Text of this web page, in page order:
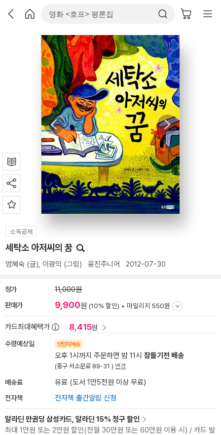
소득공제
세탁소 아저씨의 꿈
엄혜숙 (글), 이광익 (그림) 웅진주니어 2012-07-30
정가 11,000원
판매가 9,900원 (10% 할인) + 마일리지 550원
카드최대혜택가 8,415원
수령예상일 양탄자배송
오후 1시까지 주문하면 밤 11시 잠들기전 배송
(중구 서소문로 89-31 ) 변경
배송료 유료 (도서 1만5천원 이상 무료)
전자책 전자책 출간알림 신청
알라딘 만권당 삼성카드, 알라딘 15% 청구 할인
최대 1만원 또는 2만원 할인(전월 30만원 또는 60만원 이용 시) / 카드 발